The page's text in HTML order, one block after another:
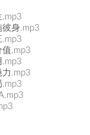
身.mp3
.mp3
.mp3